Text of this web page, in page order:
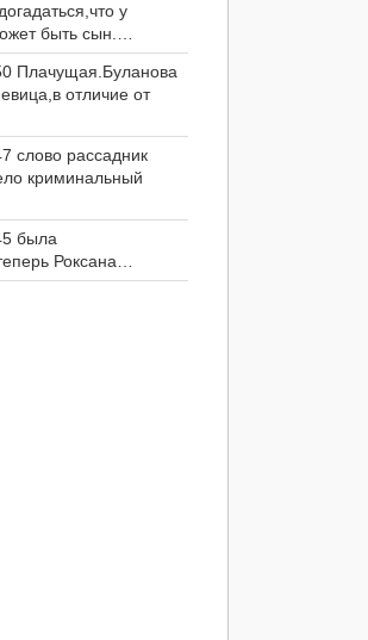
у
быть сын.…
Плачущая.Буланова
отличие от
слово рассадник
криминальный
была
Роксана…